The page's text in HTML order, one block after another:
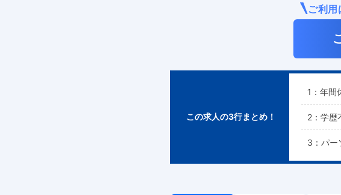
ご利用
この求人の3行まとめ！
1：年間
2：学歴
3：パー